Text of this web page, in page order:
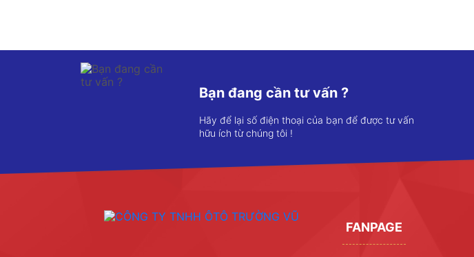
Bạn đang cần tư vấn ?
Hãy để lại số điện thoại của bạn để được tư vấn
hữu ích từ chúng tôi !
FANPAGE